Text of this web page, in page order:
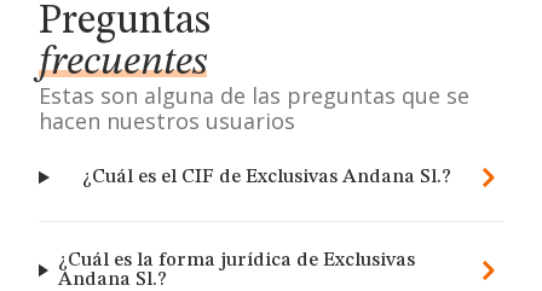
Preguntas
frecuentes
Estas son alguna de las preguntas que se
hacen nuestros usuarios
¿Cuál es el CIF de Exclusivas Andana Sl.?
¿Cuál es la forma jurídica de Exclusivas
Andana Sl.?